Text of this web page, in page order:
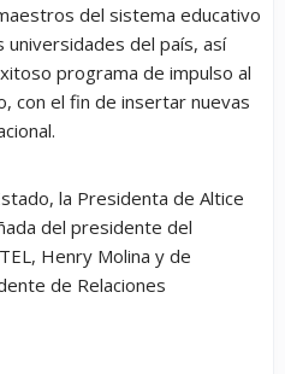
del sistema educativo
universidades del país, así
programa de impulso al
con el fin de insertar nuevas
la Presidenta de Altice
del presidente del
Henry Molina y de
de Relaciones